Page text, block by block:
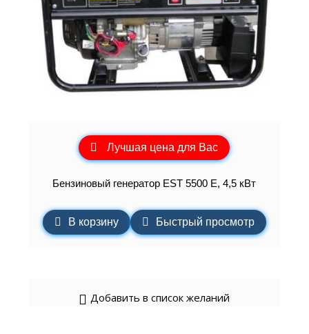
Лучшая цена для Вас
Бензиновый генератор EST 5500 Е, 4,5 кВт
В корзину Быстрый просмотр
Добавить в список желаний